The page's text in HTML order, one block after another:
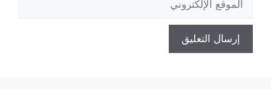
الإلكتروني